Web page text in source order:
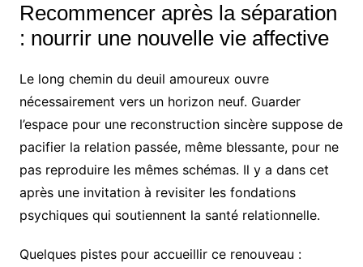
Recommencer après la séparation
: nourrir une nouvelle vie affective
Le long chemin du deuil amoureux ouvre
nécessairement vers un horizon neuf. Guarder
l’espace pour une reconstruction sincère suppose de
pacifier la relation passée, même blessante, pour ne
pas reproduire les mêmes schémas. Il y a dans cet
après une invitation à revisiter les fondations
psychiques qui soutiennent la santé relationnelle.
Quelques pistes pour accueillir ce renouveau :